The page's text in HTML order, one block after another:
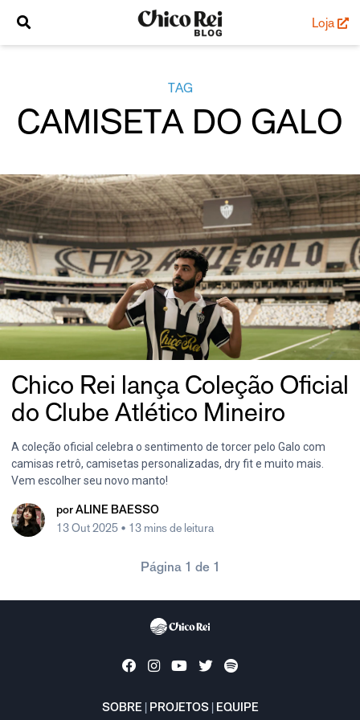
Loja
TAG
CAMISETA DO GALO
Chico Rei lança Coleção Oficial
do Clube Atlético Mineiro
A coleção oficial celebra o sentimento de torcer pelo Galo com
camisas retrô, camisetas personalizadas, dry fit e muito mais.
Vem escolher seu novo manto!
por ALINE BAESSO
13 Out 2025 • 13 mins de leitura
Página 1 de 1
SOBRE PROJETOS EQUIPE